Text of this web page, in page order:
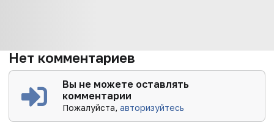
Нет комментариев
Вы не можете оставлять
комментарии
Пожалуйста,авторизуйтесь